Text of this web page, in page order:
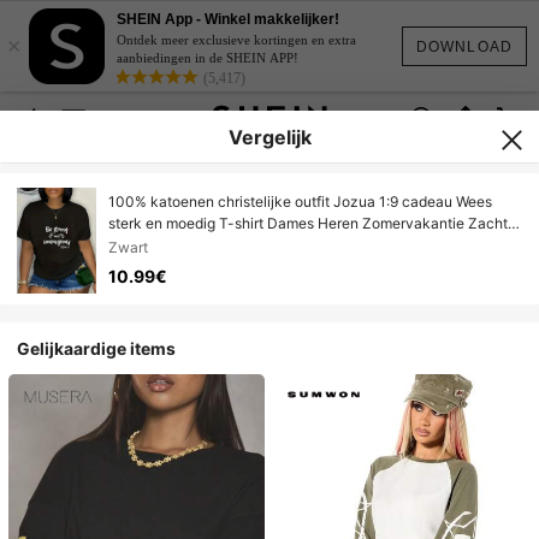
DOWNLOAD
×
SHEIN App - Winkel makkelijker!
Ontdek meer exclusieve kortingen en extra
aanbiedingen in de SHEIN APP!
(5,417)
Vergelijk
100% katoenen christelijke outfit Jozua 1:9 cadeau Wees
sterk en moedig T-shirt Dames Heren Zomervakantie Zacht
T-shirt Relaxte pasvorm Klassieke comfortabele tops
Zwart
10.99€
Gelijkaardige items